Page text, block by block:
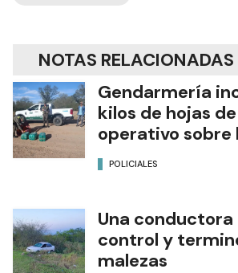
NOTAS RELACIONADAS
Gendarmería
kilos de hojas
operativo sobre
POLICIALES
Una
control y
malezas